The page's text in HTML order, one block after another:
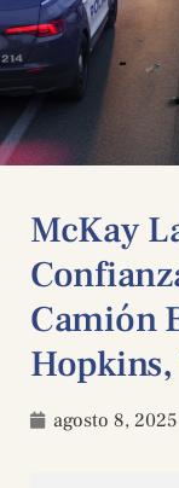
McKay
Camión
Hopkins,
agosto 8, 2025